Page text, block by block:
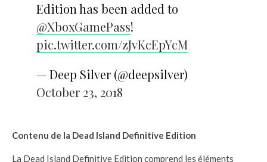
Edition has been added to
@XboxGamePass!
pic.twitter.com/zJvKcEpYcM
— Deep Silver (@deepsilver)
October 23, 2018
Contenu de la Dead Island Definitive Edition
La Dead Island Definitive Edition comprend les éléments